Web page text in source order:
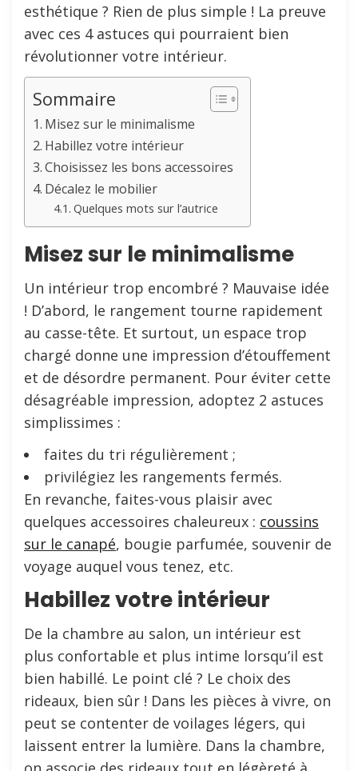
esthétique ? Rien de plus simple ! La preuve
avec ces 4 astuces qui pourraient bien
révolutionner votre intérieur.
Sommaire
Misez sur le minimalisme
Habillez votre intérieur
Choisissez les bons accessoires
Décalez le mobilier
Quelques mots sur l’autrice
Misez sur le minimalisme
Un intérieur trop encombré ? Mauvaise idée
! D’abord, le rangement tourne rapidement
au casse-tête. Et surtout, un espace trop
chargé donne une impression d’étouffement
et de désordre permanent. Pour éviter cette
désagréable impression, adoptez 2 astuces
simplissimes :
faites du tri régulièrement ;
privilégiez les rangements fermés.
En revanche, faites-vous plaisir avec
quelques accessoires chaleureux : coussins
sur le canapé, bougie parfumée, souvenir de
voyage auquel vous tenez, etc.
Habillez votre intérieur
De la chambre au salon, un intérieur est
plus confortable et plus intime lorsqu’il est
bien habillé. Le point clé ? Le choix des
rideaux, bien sûr ! Dans les pièces à vivre, on
peut se contenter de voilages légers, qui
laissent entrer la lumière. Dans la chambre,